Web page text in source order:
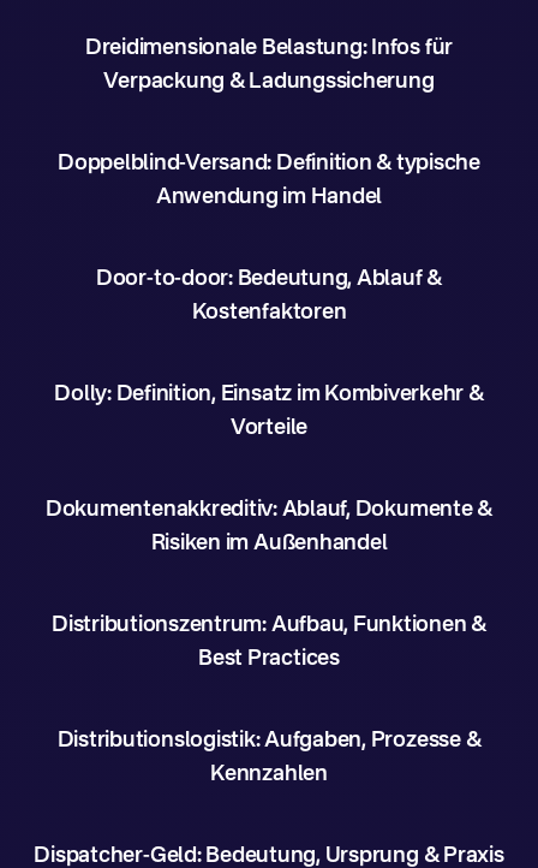
Dreidimensionale Belastung: Infos für
Verpackung & Ladungssicherung
Doppelblind-Versand: Definition & typische
Anwendung im Handel
Door-to-door: Bedeutung, Ablauf &
Kostenfaktoren
Dolly: Definition, Einsatz im Kombiverkehr &
Vorteile
Dokumentenakkreditiv: Ablauf, Dokumente &
Risiken im Außenhandel
Distributionszentrum: Aufbau, Funktionen &
Best Practices
Distributionslogistik: Aufgaben, Prozesse &
Kennzahlen
Dispatcher-Geld: Bedeutung, Ursprung & Praxis